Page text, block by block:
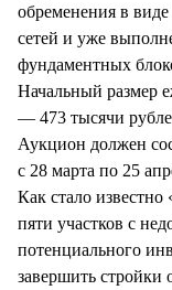
обременения в
сетей и уже
фундаментных
Начальный размер
— 473 тысячи
Аукцион должен
с 28 марта по 25
Как стало
пяти участков с
потенциального
завершить